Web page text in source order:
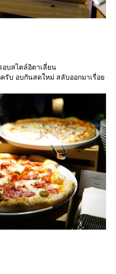
อบสไตล์อิตาเลี่ยน
รับ อบกันสดใหม่ สลับออกมาเรื่อ